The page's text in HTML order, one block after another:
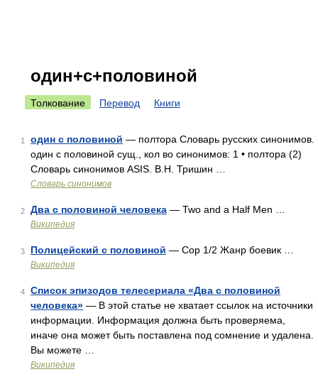
один+с+половиной
Толкование Перевод Книги
1 один с половиной — полтора Словарь русских синонимов.
один с половиной сущ., кол во синонимов: 1 • полтора (2)
Словарь синонимов ASIS. В.Н. Тришин …
Словарь синонимов
2 Два с половиной человека — Two and a Half Men …
Википедия
3 Полицейский с половиной — Cop 1/2 Жанр боевик …
Википедия
4
Список эпизодов телесериала «Два с половиной
человека» — В этой статье не хватает ссылок на источники
информации. Информация должна быть проверяема,
иначе она может быть поставлена под сомнение и удалена.
Вы можете …
Википедия